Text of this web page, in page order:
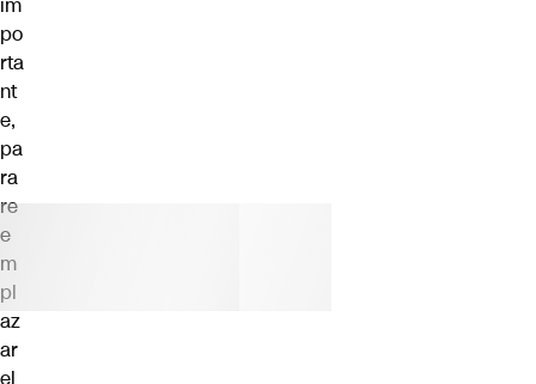
po
rta
nt
e,
pa
ra
re
e
m
pl
az
ar
el